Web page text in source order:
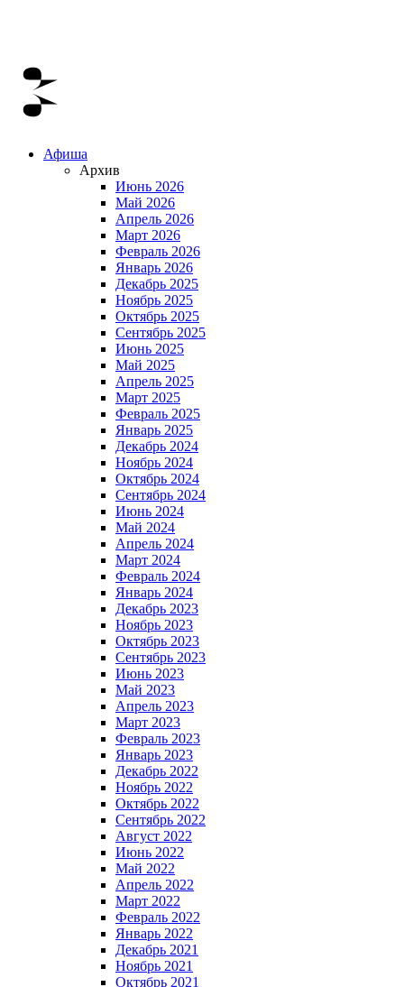
Афиша
Архив
Июнь 2026
Май 2026
Апрель 2026
Март 2026
Февраль 2026
Январь 2026
Декабрь 2025
Ноябрь 2025
Октябрь 2025
Сентябрь 2025
Июнь 2025
Май 2025
Апрель 2025
Март 2025
Февраль 2025
Январь 2025
Декабрь 2024
Ноябрь 2024
Октябрь 2024
Сентябрь 2024
Июнь 2024
Май 2024
Апрель 2024
Март 2024
Февраль 2024
Январь 2024
Декабрь 2023
Ноябрь 2023
Октябрь 2023
Сентябрь 2023
Июнь 2023
Май 2023
Апрель 2023
Март 2023
Февраль 2023
Январь 2023
Декабрь 2022
Ноябрь 2022
Октябрь 2022
Сентябрь 2022
Август 2022
Июнь 2022
Май 2022
Апрель 2022
Март 2022
Февраль 2022
Январь 2022
Декабрь 2021
Ноябрь 2021
Октябрь 2021